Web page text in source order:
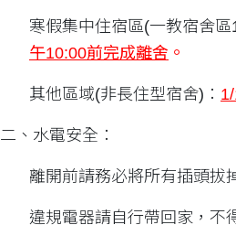
寒假集中住宿區(一教宿舍
午10:00前完成離舍 。
其他區域(非長住型宿舍)：
二、水電安全：
離開前請務必將所有插頭拔
違規電器請自行帶回家，不